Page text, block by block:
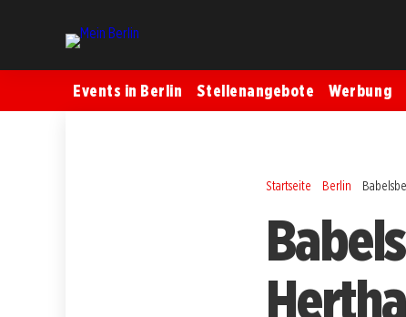
Events in Berlin Stellenangebote Werbung
Startseite Berlin